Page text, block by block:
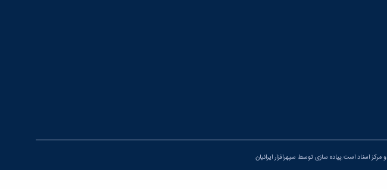
مرکز اسناد است.پیاده سازی توسط سپهرافزار ایرانیان